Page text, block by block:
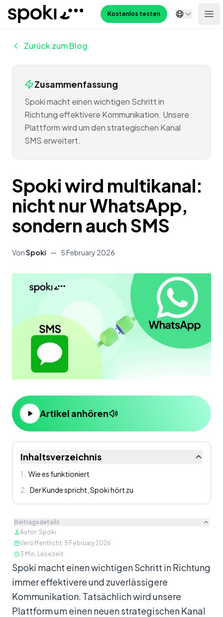
Spoki Kostenlos testen
Zurück zum Blog
Zusammenfassung
Spoki macht einen wichtigen Schritt in
Richtung effektivere Kommunikation. Unsere
Plattform wird um den strategischen Kanal
SMS erweitert.
Spoki wird multikanal:
nicht nur WhatsApp,
sondern auch SMS
VonSpoki — 5 February 2026
Artikel anhören
Inhaltsverzeichnis
1
Wie es funktioniert
2
Der Kunde spricht, Spoki hört zu
Beitragsdetails
Autor: Spoki
Veröffentlicht: 5 February 2026
3 Min. Lesezeit
Inhalt
Spoki macht einen wichtigen Schritt in Richtung
immer effektivere und zuverlässigere
Kommunikation. Tatsächlich wird unsere
Plattform um einen neuen strategischen Kanal